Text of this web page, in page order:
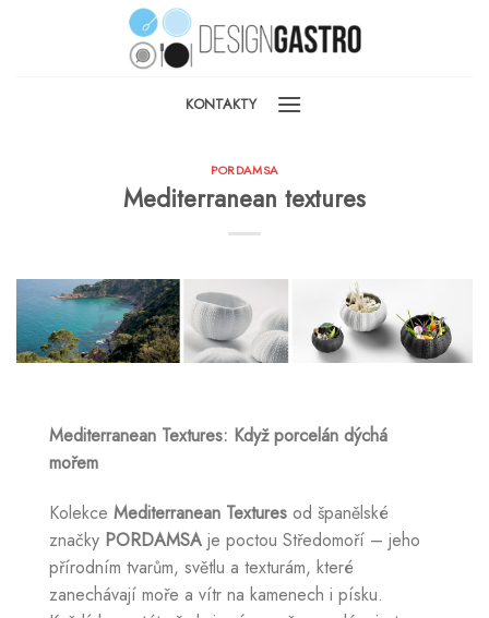
KONTAKTY
PORDAMSA
Mediterranean textures
Mediterranean Textures: Když porcelán dýchá
mořem
Kolekce Mediterranean Textures od španělské
značky PORDAMSA je poctou Středomoří – jeho
přírodním tvarům, světlu a texturám, které
zanechávají moře a vítr na kamenech i písku.